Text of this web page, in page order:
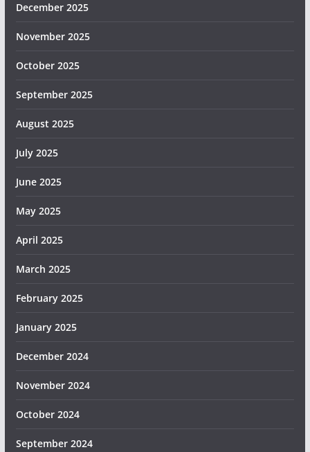
December 2025
November 2025
October 2025
September 2025
August 2025
July 2025
June 2025
May 2025
April 2025
March 2025
February 2025
January 2025
December 2024
November 2024
October 2024
September 2024